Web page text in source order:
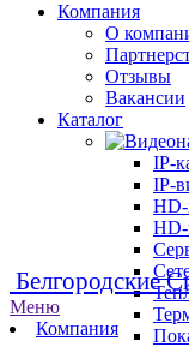
Компания
О
Отзывы
Вакансии
Каталог
IP-
IP-
HD-
HD-
Белгородские
Меню
Компания